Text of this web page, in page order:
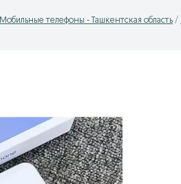
Мобильные телефоны - Ташкентская область